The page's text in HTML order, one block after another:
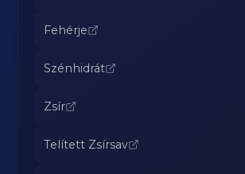
Fehérje
Szénhidrát
Zsír
Telített Zsírsav